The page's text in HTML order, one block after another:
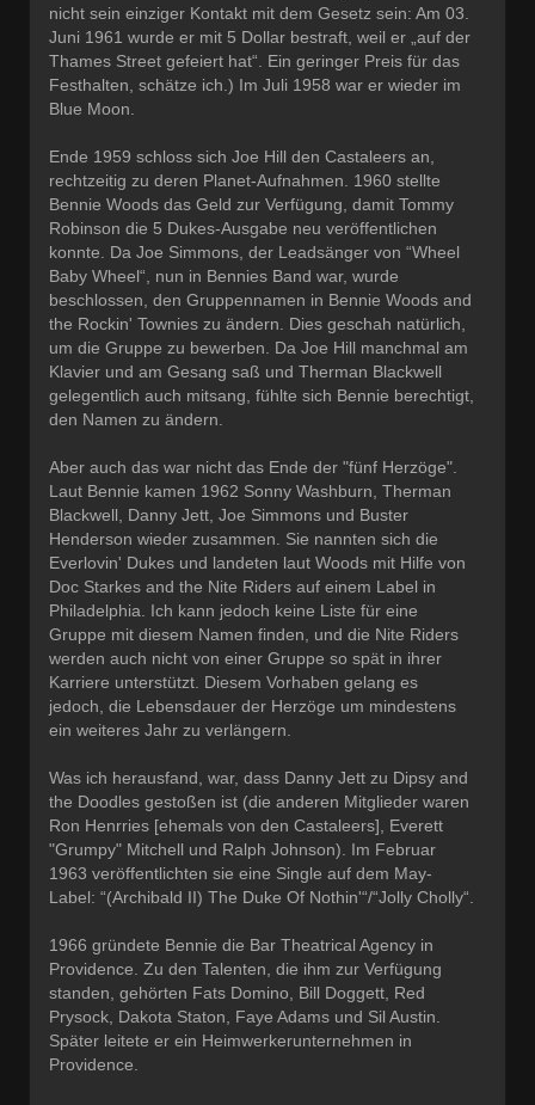
nicht sein einziger Kontakt mit dem Gesetz sein: Am 03.
Juni 1961 wurde er mit 5 Dollar bestraft, weil er „auf der
Thames Street gefeiert hat“. Ein geringer Preis für das
Festhalten, schätze ich.) Im Juli 1958 war er wieder im
Blue Moon.
Ende 1959 schloss sich Joe Hill den Castaleers an,
rechtzeitig zu deren Planet-Aufnahmen. 1960 stellte
Bennie Woods das Geld zur Verfügung, damit Tommy
Robinson die 5 Dukes-Ausgabe neu veröffentlichen
konnte. Da Joe Simmons, der Leadsänger von “Wheel
Baby Wheel“, nun in Bennies Band war, wurde
beschlossen, den Gruppennamen in Bennie Woods and
the Rockin' Townies zu ändern. Dies geschah natürlich,
um die Gruppe zu bewerben. Da Joe Hill manchmal am
Klavier und am Gesang saß und Therman Blackwell
gelegentlich auch mitsang, fühlte sich Bennie berechtigt,
den Namen zu ändern.
Aber auch das war nicht das Ende der "fünf Herzöge".
Laut Bennie kamen 1962 Sonny Washburn, Therman
Blackwell, Danny Jett, Joe Simmons und Buster
Henderson wieder zusammen. Sie nannten sich die
Everlovin' Dukes und landeten laut Woods mit Hilfe von
Doc Starkes and the Nite Riders auf einem Label in
Philadelphia. Ich kann jedoch keine Liste für eine
Gruppe mit diesem Namen finden, und die Nite Riders
werden auch nicht von einer Gruppe so spät in ihrer
Karriere unterstützt. Diesem Vorhaben gelang es
jedoch, die Lebensdauer der Herzöge um mindestens
ein weiteres Jahr zu verlängern.
Was ich herausfand, war, dass Danny Jett zu Dipsy and
the Doodles gestoßen ist (die anderen Mitglieder waren
Ron Henrries [ehemals von den Castaleers], Everett
"Grumpy" Mitchell und Ralph Johnson). Im Februar
1963 veröffentlichten sie eine Single auf dem May-
Label: “(Archibald II) The Duke Of Nothin'“/“Jolly Cholly“.
1966 gründete Bennie die Bar Theatrical Agency in
Providence. Zu den Talenten, die ihm zur Verfügung
standen, gehörten Fats Domino, Bill Doggett, Red
Prysock, Dakota Staton, Faye Adams und Sil Austin.
Später leitete er ein Heimwerkerunternehmen in
Providence.